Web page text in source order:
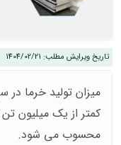
تاریخ ویرایش مطلب: 1404/02/21
میزان تولید خرما
کمتر از یک میلیون
محسوب می‌ شود.